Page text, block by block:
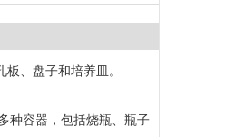
、盘子和培养皿。
种容器，包括烧瓶、瓶子